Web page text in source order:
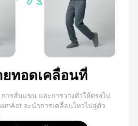
ยทอดเคลื่อนที่
การสั่นแขน และการวางตัวให้ตรงไป
จะนําการเคลื่อนไหวไปสู่ตัว